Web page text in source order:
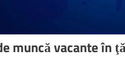
muncă vacante în